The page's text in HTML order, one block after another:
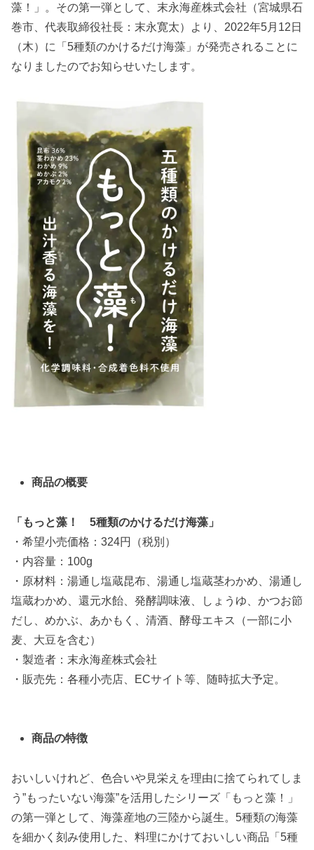
藻！」。その第一弾として、末永海産株式会社（宮城県石
巻市、代表取締役社長：末永寛太）より、2022年5月12日
（木）に「5種類のかけるだけ海藻」が発売されることに
なりましたのでお知らせいたします。
商品の概要
「もっと藻！ 5種類のかけるだけ海藻」
・希望小売価格：324円（税別）
・内容量：100g
・原材料：湯通し塩蔵昆布、湯通し塩蔵茎わかめ、湯通し
塩蔵わかめ、還元水飴、発酵調味液、しょうゆ、かつお節
だし、めかぶ、あかもく、清酒、酵母エキス（一部に小
麦、大豆を含む）
・製造者：末永海産株式会社
・販売先：各種小売店、ECサイト等、随時拡大予定。
商品の特徴
おいしいけれど、色合いや見栄えを理由に捨てられてしま
う”もったいない海藻”を活用したシリーズ「もっと藻！」
の第一弾として、海藻産地の三陸から誕生。5種類の海藻
を細かく刻み使用した、料理にかけておいしい商品「5種